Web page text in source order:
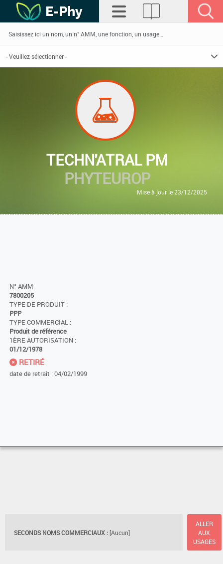
TECHN'ATRAL PM
PHYTEUROP
Mise à jour le 23/12/2025
N° AMM
7800205
TYPE DE PRODUIT :
PPP
TYPE COMMERCIAL :
Produit de référence
1ÈRE AUTORISATION :
01/12/1978
RETIRÉ
date de retrait : 04/02/1999
SECONDS NOMS COMMERCIAUX : [Aucun]
ALLER
AUX
USAGES